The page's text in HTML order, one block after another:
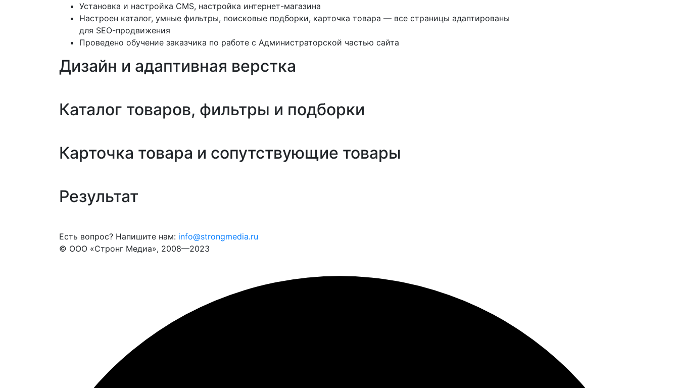
Установка и настройка CMS, настройка интернет-магазина
Настроен каталог, умные фильтры, поисковые подборки, карточка товара — все страницы адаптированы
для SEO-продвижения
Проведено обучение заказчика по работе с Администраторской частью сайта
Дизайн и адаптивная верстка
Каталог товаров, фильтры и подборки
Карточка товара и сопутствующие товары
Результат
Есть вопрос? Напишите нам: info@strongmedia.ru
© ООО «Стронг Медиа», 2008—2023